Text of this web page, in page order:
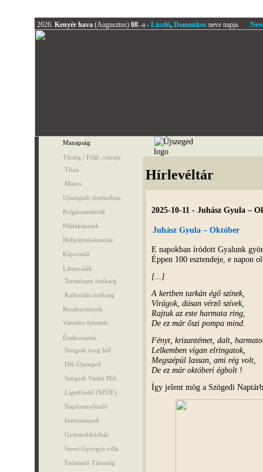
2026. Kenyér hava(Augusztus)08.-a -László,Domonkos neve napja.
Manapság
Térség / Föld-,vízrajz
Tisza
Maros
Ujszögedi történelöm
Polgármestörök
Példaképeink
Hellytörténészeink
Képviselő
Látnivalók
Természeti örökség
Kulturális örökség
Rendezvények
Városrész fejlesztés
Értékvesztés
Szögedi öreg híd
Dél-Újszeged
Szögedi Vasúti Híd
Ligetfürdő (SZÚE)
Napfonnyfürdő
Intézmények
Gyermekkórház
Szent-Györgyi-villa
Faúsztató Társaság
Hírlevéltár
2025-10-11 - Juhász Gyula –
Juhász Gyula – Október
E napokban íródott Gyalunk
Éppen 100 esztendeje, e napon
[...]
A kertben tarkán égő színek,
Virágok, dúsan vérző szívek,
Rajtuk az este harmata ring,
De ez már őszi pompa mind.
Fényt, krizantémet, dalt,
Lelkemben vígan elringatok,
Megszépül lassan, ami rég volt,
De ez már októberi égbolt !
Így jelent mög a Szögedi